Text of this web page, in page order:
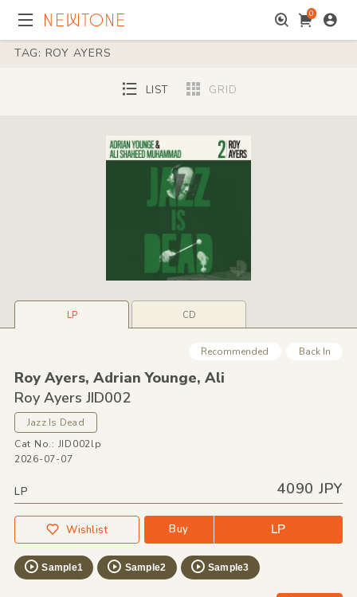
0
TAG: ROY AYERS
LIST GRID
LP CD
Recommended Back In
Roy Ayers, Adrian Younge, Ali
Roy Ayers JID002
Jazz Is Dead
Cat No.: JID002lp
2026-07-07
LP 4090 JPY
Wishlist Buy LP
Sample1 Sample2 Sample3